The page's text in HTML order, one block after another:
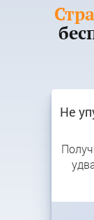
Не